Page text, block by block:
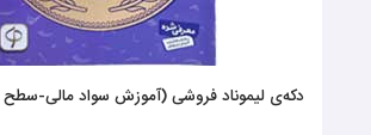
دکه‌ی لیموناد فروشی (آموزش سواد مالی-